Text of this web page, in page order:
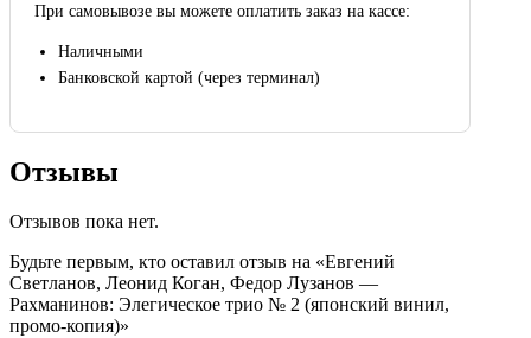
При самовывозе вы можете оплатить заказ на кассе:
Наличными
Банковской картой (через терминал)
Отзывы
Отзывов пока нет.
Будьте первым, кто оставил отзыв на «Евгений
Светланов, Леонид Коган, Федор Лузанов —
Рахманинов: Элегическое трио № 2 (японский винил,
промо-копия)»